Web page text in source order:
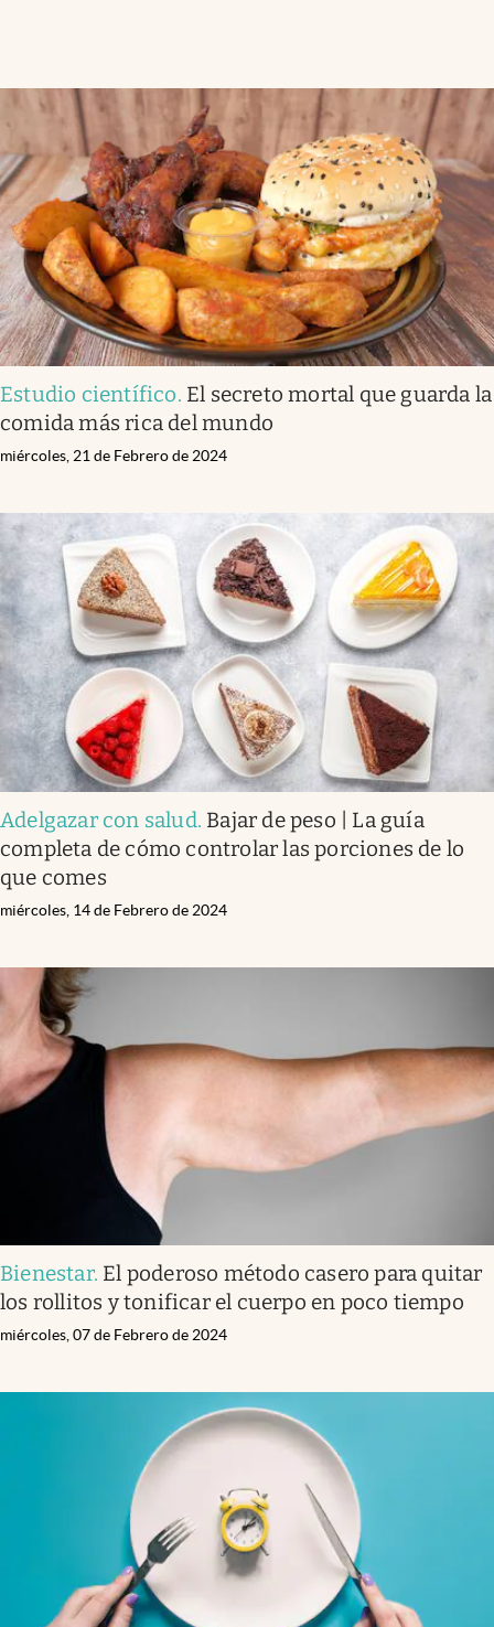
Estudio científico. El secreto mortal que guarda la
comida más rica del mundo
miércoles, 21 de Febrero de 2024
Adelgazar con salud. Bajar de peso | La guía
completa de cómo controlar las porciones de lo
que comes
miércoles, 14 de Febrero de 2024
Bienestar. El poderoso método casero para quitar
los rollitos y tonificar el cuerpo en poco tiempo
miércoles, 07 de Febrero de 2024